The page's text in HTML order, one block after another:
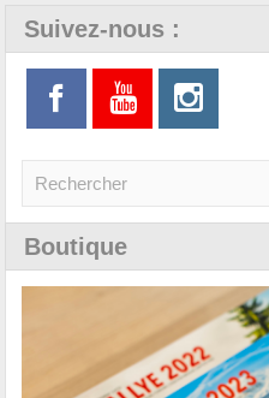
Suivez-nous :
Boutique